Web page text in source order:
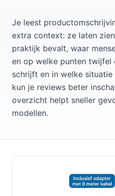
Je leest
extra context: ze laten
praktijk bevalt, waar
en op welke punten
schrijft en in welke
kun je reviews beter
overzicht helpt sneller
modellen.